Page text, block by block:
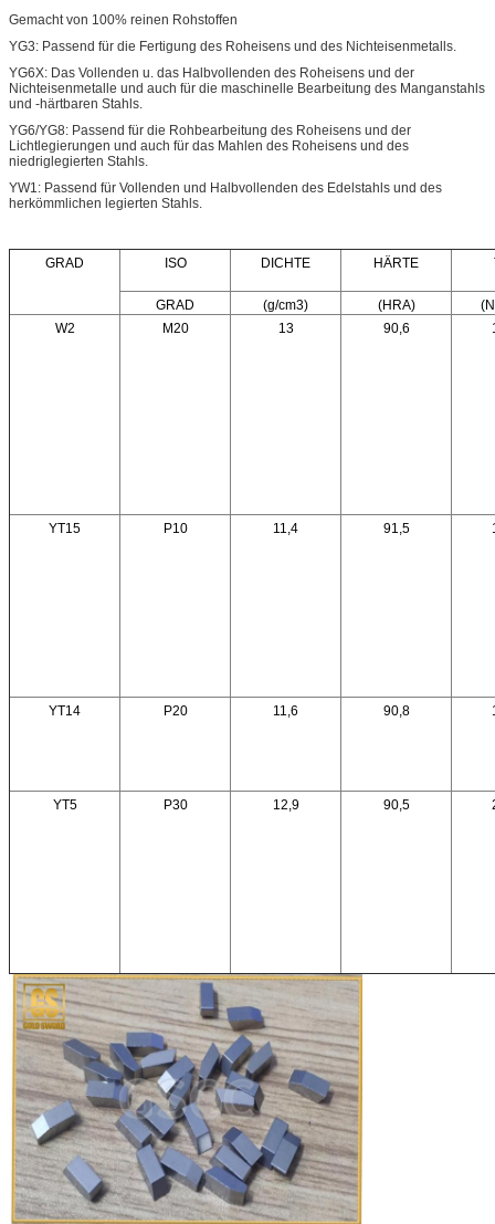
Gemacht von 100% reinen Rohstoffen
YG3: Passend für die Fertigung des Roheisens und des Nichteisenmetalls.
YG6X: Das Vollenden u. das Halbvollenden des Roheisens und der
Nichteisenmetalle und auch für die maschinelle Bearbeitung des Manganstahls
und -härtbaren Stahls.
YG6/YG8: Passend für die Rohbearbeitung des Roheisens und der
Lichtlegierungen und auch für das Mahlen des Roheisens und des
niedriglegierten Stahls.
YW1: Passend für Vollenden und Halbvollenden des Edelstahls und des
herkömmlichen legierten Stahls.
GRAD ISO DICHTE HÄRTE
GRAD (g/cm3) (HRA)
W2
M20 13 90,6
YT15 P10 11,4 91,5
YT14 P20 11,6 90,8
YT5 P30 12,9 90,5